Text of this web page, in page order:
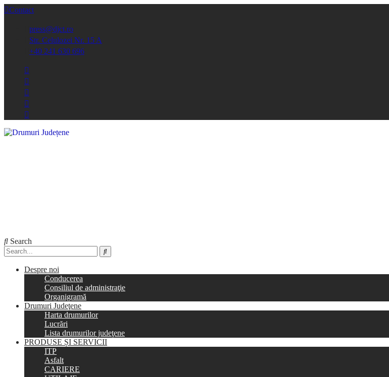
Contact
press@djct.ro
Str. Celulozei Nr. 15 A
+40 241 630 696
Search
Despre noi
Conducerea
Consiliul de administraţie
Organigramă
Drumuri Judeţene
Harta drumurilor
Lucrări
Lista drumurilor judeţene
PRODUSE ȘI SERVICII
ITP
Asfalt
CARIERE